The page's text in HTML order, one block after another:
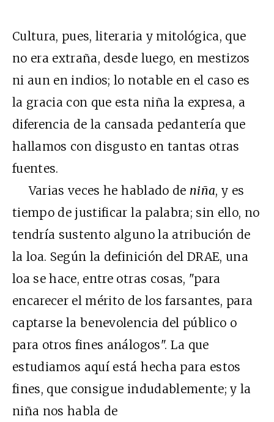
Cultura, pues, literaria y mitológica, que
no era extraña, desde luego, en mestizos
ni aun en indios; lo notable en el caso es
la gracia con que esta niña la expresa, a
diferencia de la cansada pedantería que
hallamos con disgusto en tantas otras
fuentes.
Varias veces he hablado de niña, y es
tiempo de justificar la palabra; sin ello, no
tendría sustento alguno la atribución de
la loa. Según la definición del DRAE, una
loa se hace, entre otras cosas, "para
encarecer el mérito de los farsantes, para
captarse la benevolencia del público o
para otros fines análogos". La que
estudiamos aquí está hecha para estos
fines, que consigue indudablemente; y la
niña nos habla de